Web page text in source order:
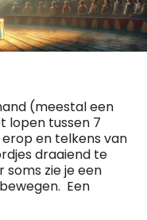
(meestal een
lopen tussen 7
en telkens van
draaiend te
soms zie je een
Een
access
MM e - News
MM Brunch
MM Tech
MM Best of
Research
MM Blue